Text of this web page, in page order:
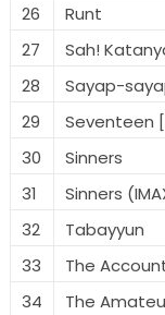
26
Runt
27
Sah!
28
Sayap-
29
Seventeen
30
Sinners
31
Sinners
32
Tabayyun
33
The
34
The